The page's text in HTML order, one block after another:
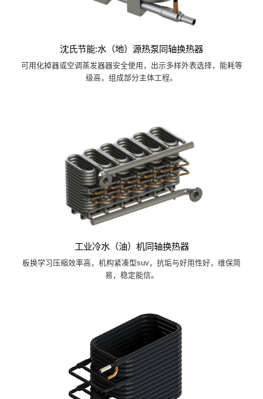
沈氏节能:水（地）源热泵同轴换热器
可用化掉器或空调蒸发器器安全使用，出示多样外表选择，能耗等
级高，组成部分主体工程。
工业冷水（油）机同轴换热器
板换学习压缩效率高，机构紧凑型suv，抗垢与好用性好，维保简
易，稳定能信。